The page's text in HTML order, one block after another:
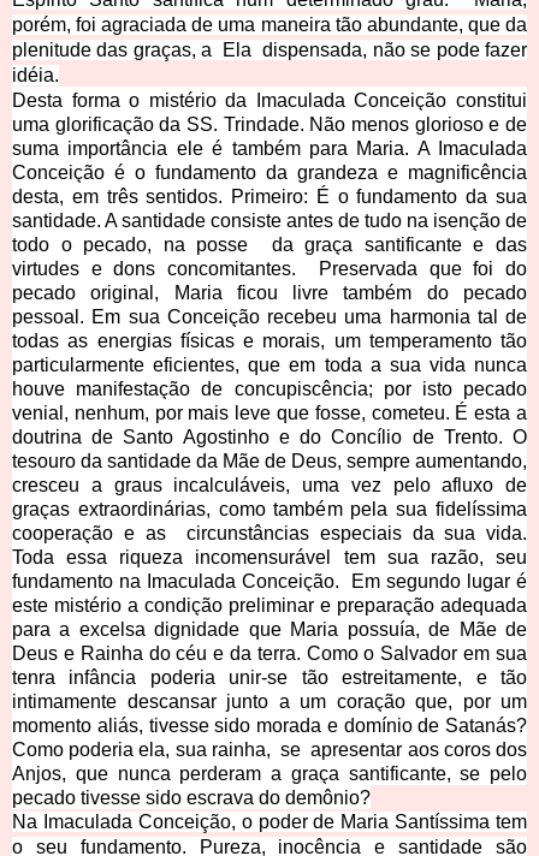
porém, foi agraciada de uma maneira tão abundante, que da
plenitude das graças, a
Ela
dispensada, não se pode fazer
idéia.
Desta forma o mistério da Imaculada Conceição constitui
uma glorificação da SS. Trindade. Não menos glorioso e de
suma importância ele é também para Maria. A Imaculada
Conceição é o fundamento da grandeza e magnificência
desta, em três sentidos. Primeiro: É o fundamento da sua
santidade. A santidade consiste antes de tudo na isenção de
todo o pecado, na posse da graça santificante e das
virtudes e dons concomitantes. Preservada que foi do
pecado original, Maria ficou livre também do pecado
pessoal. Em sua Conceição recebeu uma harmonia tal de
todas as energias físicas e morais, um temperamento tão
particularmente eficientes, que em toda a sua vida nunca
houve manifestação de concupiscência; por isto pecado
venial, nenhum, por mais leve que fosse, cometeu. É esta a
doutrina de Santo Agostinho e do Concílio de Trento. O
tesouro da santidade da Mãe de Deus, sempre aumentando,
cresceu a graus incalculáveis, uma vez pelo afluxo de
graças extraordinárias, como também pela sua fidelíssima
cooperação e as circunstâncias especiais da sua vida.
Toda essa riqueza incomensurável tem sua razão, seu
fundamento na Imaculada Conceição. Em segundo lugar é
este mistério a condição preliminar e preparação adequada
para a excelsa dignidade que Maria possuía, de Mãe de
Deus e Rainha do céu e da terra. Como o Salvador em sua
tenra infância poderia unir-se tão estreitamente, e tão
intimamente descansar junto a um coração que, por um
momento aliás, tivesse sido morada e domínio de Satanás?
Como poderia ela, sua rainha, se apresentar aos coros dos
Anjos, que nunca perderam a graça santificante, se pelo
pecado tivesse sido escrava do demônio?
Na Imaculada Conceição, o poder de Maria Santíssima tem
o seu fundamento. Pureza, inocência e santidade são